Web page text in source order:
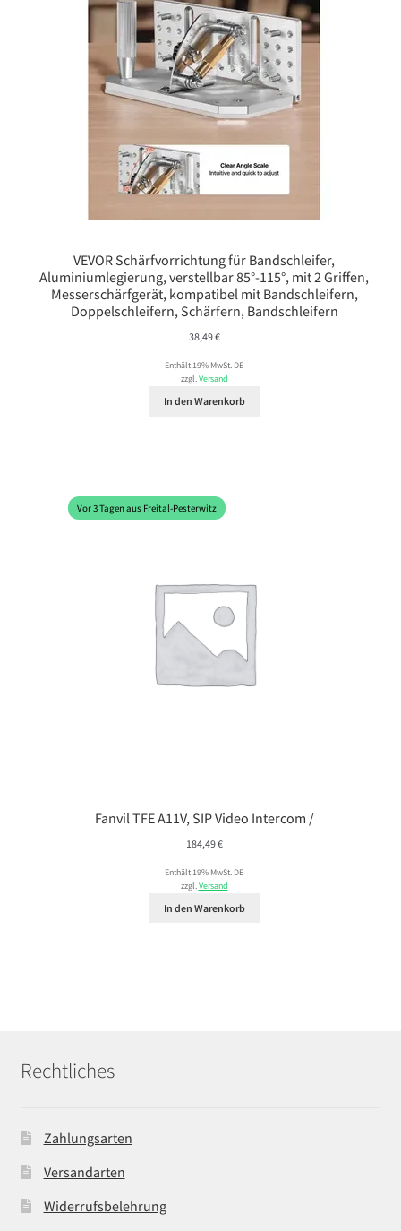
VEVOR Schärfvorrichtung für Bandschleifer,
Aluminiumlegierung, verstellbar 85°-115°, mit 2 Griffen,
Messerschärfgerät, kompatibel mit Bandschleifern,
Doppelschleifern, Schärfern, Bandschleifern
38,49€
Enthält 19% MwSt. DE
zzgl.Versand
In den Warenkorb
Vor 3 Tagen aus Freital-Pesterwitz
Fanvil TFE A11V, SIP Video Intercom /
184,49€
Enthält 19% MwSt. DE
zzgl.Versand
In den Warenkorb
Rechtliches
Zahlungsarten
Versandarten
Widerrufsbelehrung